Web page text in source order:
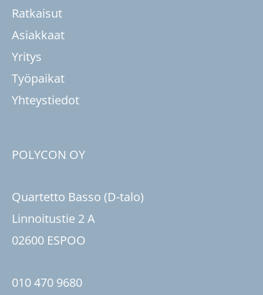
Ratkaisut
Asiakkaat
Yritys
Työpaikat
Yhteystiedot
POLYCON OY
Quartetto Basso (D-talo)
Linnoitustie 2 A
02600 ESPOO
010 470 9680